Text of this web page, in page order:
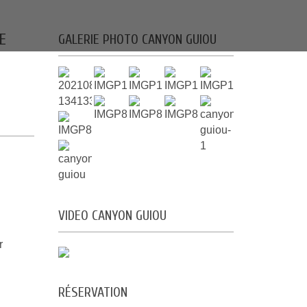
GALERIE PHOTO CANYON GUIOU
VIDEO CANYON GUIOU
RÉSERVATION